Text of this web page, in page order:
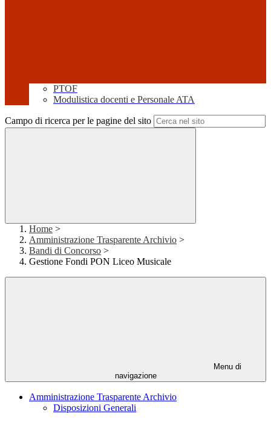
PTOF
Modulistica docenti e Personale ATA
Campo di ricerca per le pagine del sito
Home >
Amministrazione Trasparente Archivio >
Bandi di Concorso >
Gestione Fondi PON Liceo Musicale
Menu di
navigazione
Amministrazione Trasparente Archivio
Disposizioni Generali